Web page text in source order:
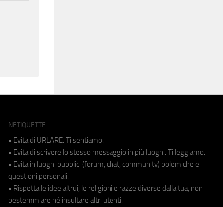
NETIQUETTE
• Evita di URLARE. Ti sentiamo.
• Evita di scrivere lo stesso messaggio in più luoghi. Ti leggiamo.
• Evita in luoghi pubblici (forum, chat, community) polemiche e
questioni personali.
• Rispetta le idee altrui, le religioni e razze diverse dalla tua, non
bestemmiare né insultare altri utenti.